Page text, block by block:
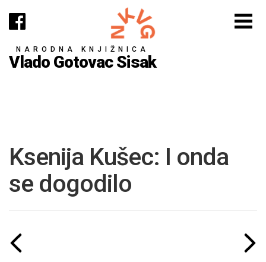
NARODNA KNJIŽNICA
Vlado Gotovac Sisak
Ksenija Kušec: I onda
se dogodilo